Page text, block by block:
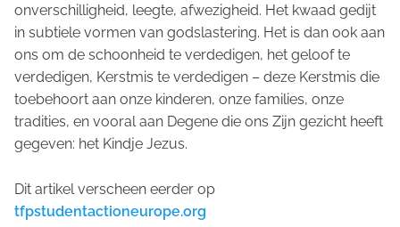
onverschilligheid, leegte, afwezigheid. Het kwaad gedijt
in subtiele vormen van godslastering. Het is dan ook aan
ons om de schoonheid te verdedigen, het geloof te
verdedigen, Kerstmis te verdedigen – deze Kerstmis die
toebehoort aan onze kinderen, onze families, onze
tradities, en vooral aan Degene die ons Zijn gezicht heeft
gegeven: het Kindje Jezus.
Dit artikel verscheen eerder op
tfpstudentactioneurope.org